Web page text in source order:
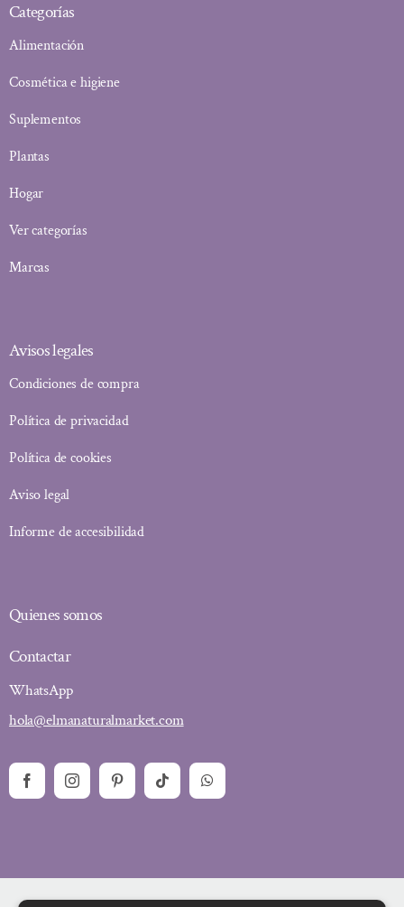
Categorías
Alimentación
Cosmética e higiene
Suplementos
Plantas
Hogar
Ver categorías
Marcas
Avisos legales
Condiciones de compra
Política de privacidad
Política de cookies
Aviso legal
Informe de accesibilidad
Quienes somos
Contactar
WhatsApp
hola@elmanaturalmarket.com